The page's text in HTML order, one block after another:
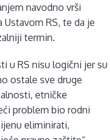
navodno vrši
Ustavom RS, te da je
termin.
u RS nisu logični jer su
ostale sve druge
etničke
problem bio rodni
eliminirati,